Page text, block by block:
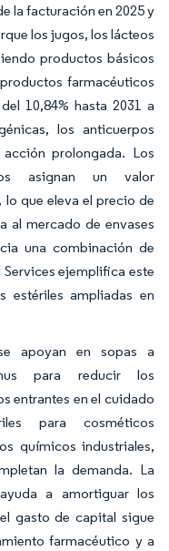
la facturación en 2025 y
los jugos, los lácteos
productos básicos
farmacéuticos
10,84% hasta 2031 a
los anticuerpos
prolongada. Los
asignan un valor
que eleva el precio de
al mercado de envases
una combinación de
ejemplifica este
estériles ampliadas en
apoyan en sopas a
para reducir los
entrantes en el cuidado
para cosméticos
químicos industriales,
la demanda. La
a amortiguar los
gasto de capital sigue
farmacéutico y a